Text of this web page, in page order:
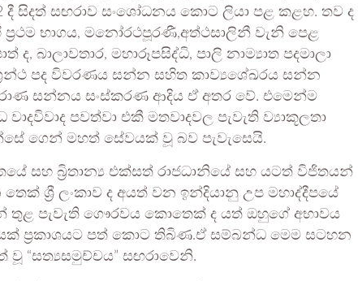
දී සිදත් සඟරාව සංශෝධනය කොට ලියා පළ කළහ. තව ද
ප්‍රථම භාගය, මනෝරථපූරණී,අත්ථසාලිනී වැනි පෙළ
බාලාවතාර, මහාරූපසිද්ධි, පාලි නාම්‍යාත පදමාලා
පද විවරණය සන්න සහිත කාව්‍යශේඛරය සන්න
සන්නය සංස්කරණ ආදිය ඒ අතර වේ. එමෙන්ම
පවත්වා එකී මතවාදවල පැවැති ව්‍යාකූලතා
ගෙන් මහත් සේවයක් වූ බව පැවැසෙයි.
සහ බ්‍රිතාන්‍ය එක්සත් රාජධානියේ සහ යටත් විජිතයන්
ශ්‍රී ලංකාව ද අයත් වන ඉන්දියානු උප මහාද්දීපයේ
තුළ පැවැති ගෞරවය කොතෙක් ද යත් ඔහුගේ අභාවය
ප්‍රකාශයට පත් කොට තිබිණ.ඒ සම්බන්ධ මෙම සටහන
වූ “සත්‍යසමුච්චය” සඟරාවෙනි.